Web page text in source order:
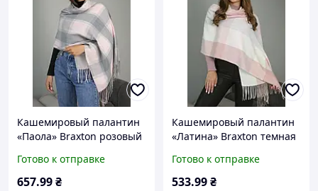
Кашемировый палантин
«Паола» Braxton розовый
Готово к отправке
657.99₴
Кашемировый палантин
«Латина» Braxton темная
светло-серый + розовый
D8-2026
Готово к отправке
533.99₴